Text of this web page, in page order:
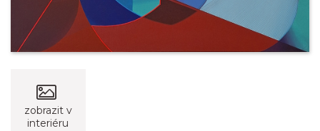
zobrazit v
interiéru